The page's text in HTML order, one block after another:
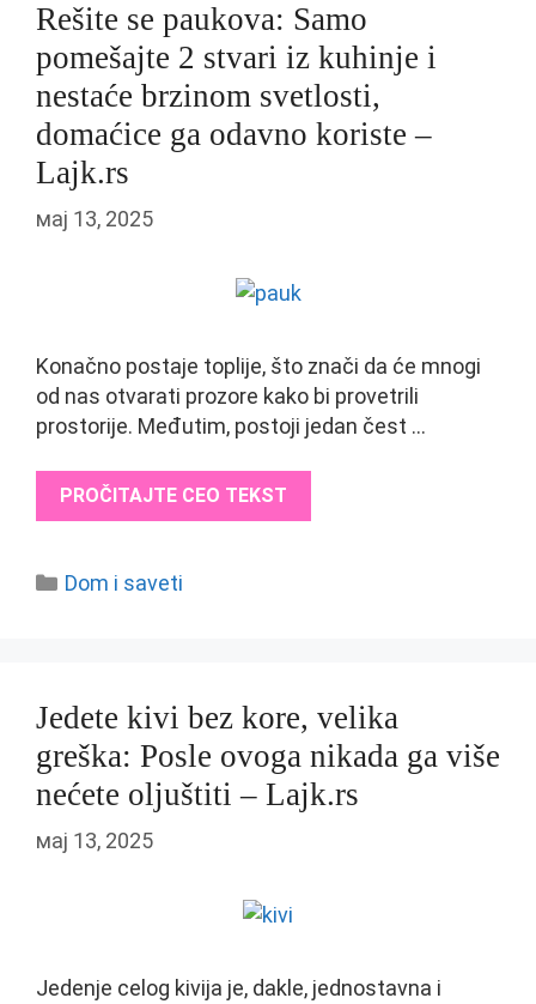
Rešite se paukova: Samo
pomešajte 2 stvari iz kuhinje i
nestaće brzinom svetlosti,
domaćice ga odavno koriste –
Lajk.rs
мај 13, 2025
Konačno postaje toplije, što znači da će mnogi
od nas otvarati prozore kako bi provetrili
prostorije. Međutim, postoji jedan čest …
PROČITAJTE CEO TEKST
Categories
Dom i saveti
Jedete kivi bez kore, velika
greška: Posle ovoga nikada ga više
nećete oljuštiti – Lajk.rs
мај 13, 2025
Jedenje celog kivija je, dakle, jednostavna i